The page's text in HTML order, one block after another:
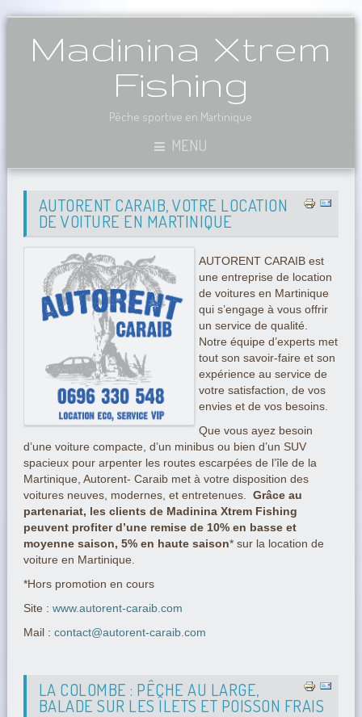
Madinina Xtrem
Fishing
Pêche sportive en Martinique
MENU
AUTORENT CARAIB, VOTRE LOCATION
DE VOITURE EN MARTINIQUE
AUTORENT CARAIB est
une entreprise de location
de voitures en Martinique
qui s’engage à vous offrir
un service de qualité.
Notre équipe d’experts met
tout son savoir-faire et son
expérience au service de
votre satisfaction, de vos
envies et de vos besoins.
Que vous ayez besoin
d’une voiture compacte, d’un minibus ou bien d’un SUV
spacieux pour arpenter les routes escarpées de l’île de la
Martinique, Autorent- Caraib met à votre disposition des
voitures neuves, modernes, et entretenues. Grâce au
partenariat, les clients de Madinina Xtrem Fishing
peuvent profiter d’une remise de 10% en basse et
moyenne saison, 5% en haute saison* sur la location de
voiture en Martinique.
*Hors promotion en cours
Site : www.autorent-caraib.com
Mail : contact@autorent-caraib.com
LA COLOMBE : PÊCHE AU LARGE,
BALADE SUR LES ÎLETS ET POISSON FRAIS